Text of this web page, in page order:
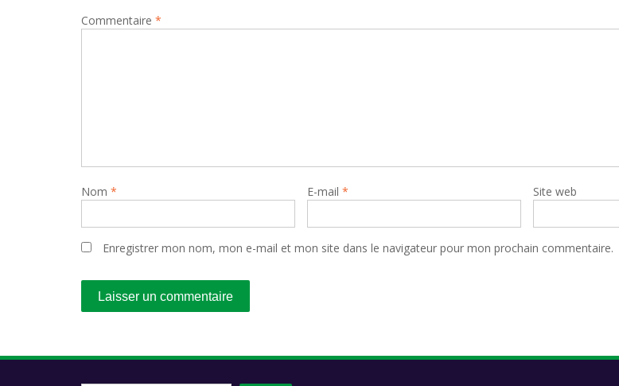
Commentaire *
Nom * E-mail * Site web
Enregistrer mon nom, mon e-mail et mon site dans le navigateur pour mon prochain commentaire.